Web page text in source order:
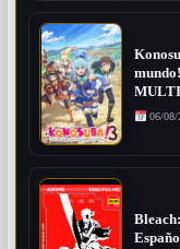
06/08/